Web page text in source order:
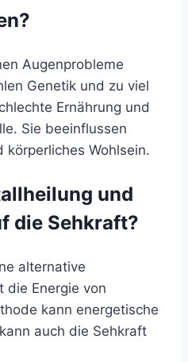
Augenprobleme
Genetik und zu viel
Ernährung und
Sie beeinflussen
körperliches Wohlsein.
und
die Sehkraft?
alternative
die Energie von
kann energetische
auch die Sehkraft